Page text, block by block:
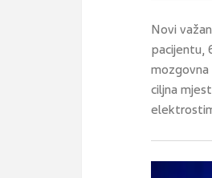
Novi
pacijentu,
ciljna